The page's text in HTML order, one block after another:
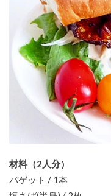
材料（2人分）
バゲット / 1本